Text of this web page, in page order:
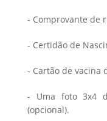
- Comprovante de
- Certidão de
- Cartão de vacina
- Uma foto 3x4
(opcional).